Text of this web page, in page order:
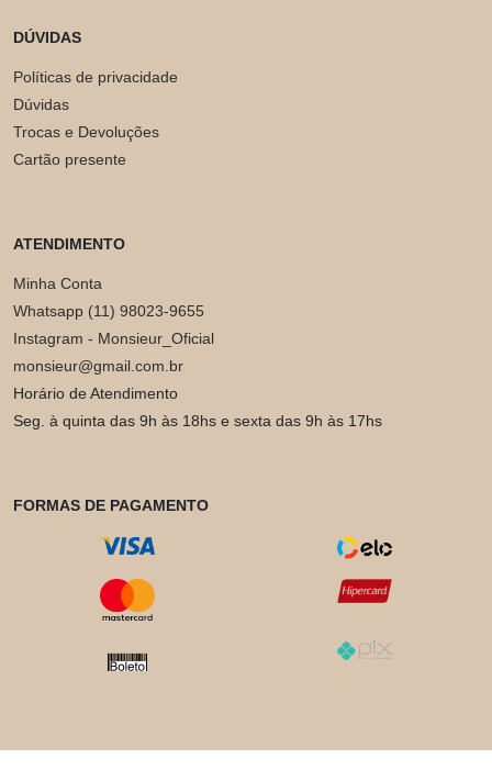
DÚVIDAS
Políticas de privacidade
Dúvidas
Trocas e Devoluções
Cartão presente
ATENDIMENTO
Minha Conta
Whatsapp (11) 98023-9655
Instagram - Monsieur_Oficial
monsieur@gmail.com.br
Horário de Atendimento
Seg. à quinta das 9h às 18hs e sexta das 9h às 17hs
FORMAS DE PAGAMENTO